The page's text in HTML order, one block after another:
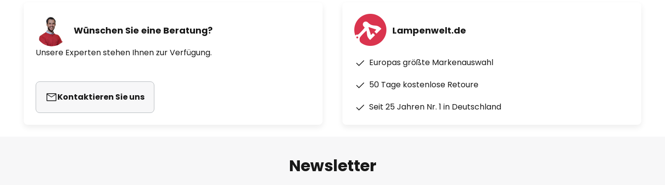
Wünschen Sie eine Beratung?
Unsere Experten stehen Ihnen zur Verfügung.
Kontaktieren Sie uns
Lampenwelt.de
Europas größte Markenauswahl
50 Tage kostenlose Retoure
Seit 25 Jahren Nr. 1 in Deutschland
Newsletter